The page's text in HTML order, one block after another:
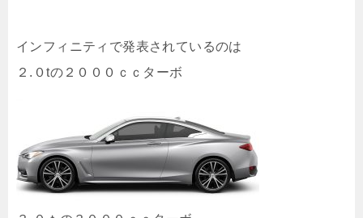
インフィニティで発表されているのは
２.０tの２０００ｃｃターボ